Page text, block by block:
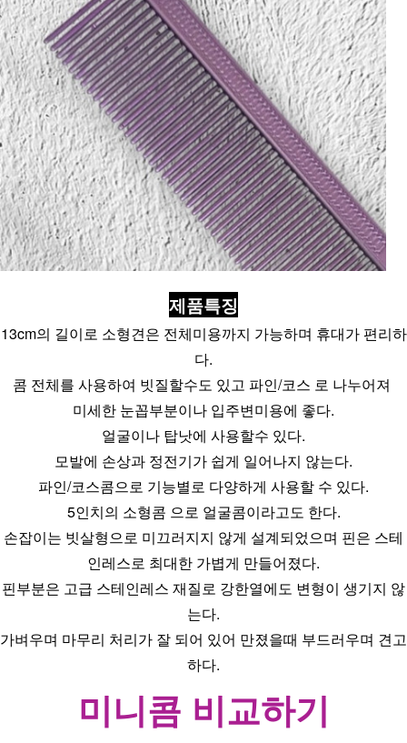
제품특징
13cm의 길이로 소형견은 전체미용까지 가능하며 휴대가 편리하
다.
콤 전체를 사용하여 빗질할수도 있고 파인/코스 로 나누어져
미세한 눈꼽부분이나 입주변미용에 좋다.
얼굴이나 탑낫에 사용할수 있다.
모발에 손상과 정전기가 쉽게 일어나지 않는다.
파인/코스콤으로 기능별로 다양하게 사용할 수 있다.
5인치의 소형콤 으로 얼굴콤이라고도 한다.
손잡이는 빗살형으로 미끄러지지 않게 설계되었으며 핀은 스테
인레스로 최대한 가볍게 만들어졌다.
핀부분은 고급 스테인레스 재질로 강한열에도 변형이 생기지 않
는다.
가벼우며 마무리 처리가 잘 되어 있어 만졌을때 부드러우며 견고
하다.
미니콤 비교하기